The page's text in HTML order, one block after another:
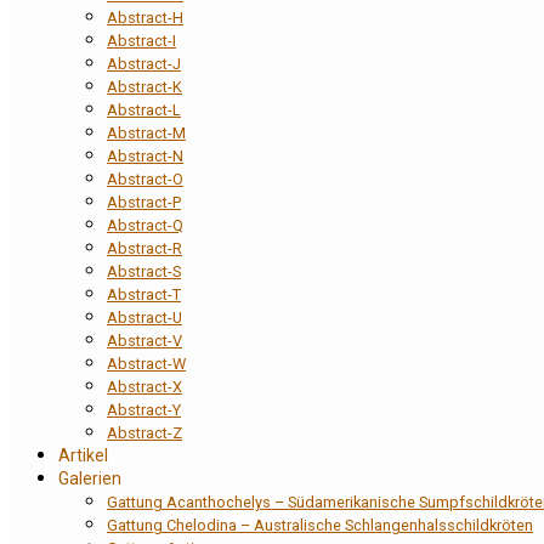
Abstract-H
Abstract-I
Abstract-J
Abstract-K
Abstract-L
Abstract-M
Abstract-N
Abstract-O
Abstract-P
Abstract-Q
Abstract-R
Abstract-S
Abstract-T
Abstract-U
Abstract-V
Abstract-W
Abstract-X
Abstract-Y
Abstract-Z
Artikel
Galerien
Gattung Acanthochelys – Südamerikanische
Gattung Chelodina – Australische Schlangenhalsschildkröten